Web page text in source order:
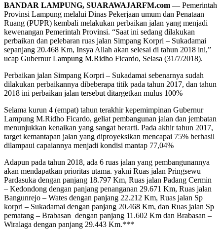
BANDAR LAMPUNG, SUARAWAJARFM.com —Pemerintah
Provinsi Lampung melalui Dinas Pekerjaan umum dan Penataan
Ruang (PUPR) kembali melakukan perbaikan jalan yang menjadi
kewenangan Pemerintah Provinsi. “Saat ini sedang dilakukan
perbaikan dan pelebaran ruas jalan Simpang Korpri – Sukadamai
sepanjang 20.468 Km, Insya Allah akan selesai di tahun 2018 ini,”
ucap Gubernur Lampung M.Ridho Ficardo, Selasa (31/7/2018).
Perbaikan jalan Simpang Korpri – Sukadamai sebenarnya sudah
dilakukan perbaikannya dibeberapa titik pada tahun 2017, dan tahun
2018 ini perbaikan jalan tersebut ditargetkan mulus 100%
Selama kurun 4 (empat) tahun terakhir kepemimpinan Gubernur
Lampung M.Ridho Ficardo, geliat pembangunan jalan dan jembatan
menunjukkan kenaikan yang sangat berarti. Pada akhir tahun 2017,
target kemantapan jalan yang diproyeksikan mencapai 75% berhasil
dilampaui capaiannya menjadi kondisi mantap 77,04%
Adapun pada tahun 2018, ada 6 ruas jalan yang pembangunannya
akan mendapatkan prioritas utama. yakni Ruas jalan Pringsewu –
Pardasuka dengan panjang 18.797 Km, Ruas jalan Padang Cermin
– Kedondong dengan panjang penanganan 29.671 Km, Ruas jalan
Bangunrejo – Wates dengan panjang 22.212 Km, Ruas jalan Sp
korpri – Sukadamai dengan panjang 20.468 Km, dan Ruas jalan Sp
pematang – Brabasan dengan panjang 11.602 Km dan Brabasan –
Wiralaga dengan panjang 29.443 Km.***